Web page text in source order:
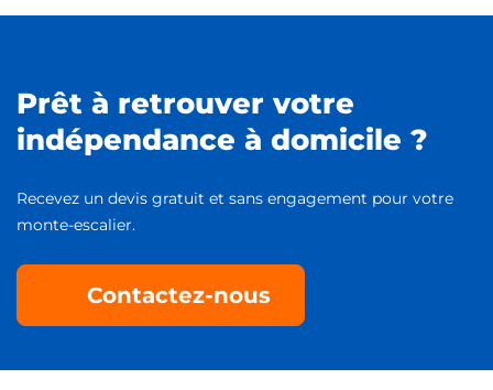
Prêt à retrouver votre
indépendance à domicile ?
Recevez un devis gratuit et sans engagement pour votre
monte-escalier.
Contactez-nous